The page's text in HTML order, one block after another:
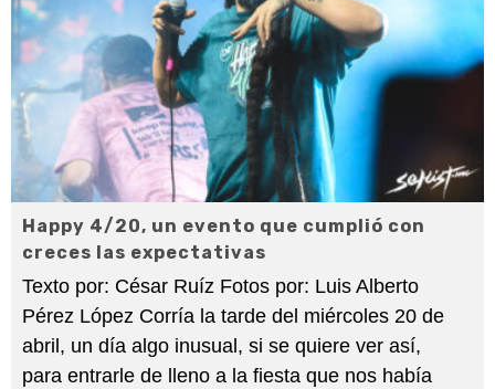
Happy 4/20, un evento que cumplió con
creces las expectativas
Texto por: César Ruíz Fotos por: Luis Alberto
Pérez López Corría la tarde del miércoles 20 de
abril, un día algo inusual, si se quiere ver así,
para entrarle de lleno a la fiesta que nos había